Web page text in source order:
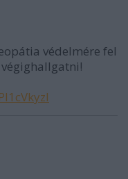
védelmére fel